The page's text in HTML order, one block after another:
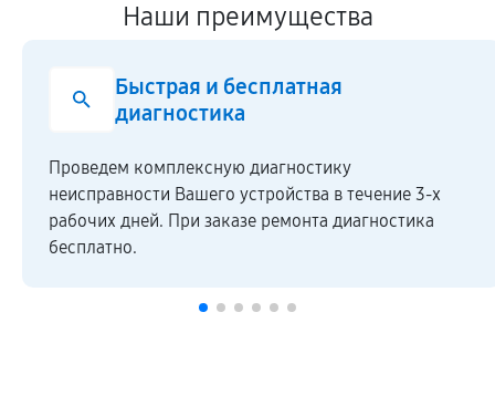
Наши преимущества
Быстрая и бесплатная
диагностика
Проведем комплексную диагностику
неисправности Вашего устройства в течение 3-х
рабочих дней. При заказе ремонта диагностика
бесплатно.